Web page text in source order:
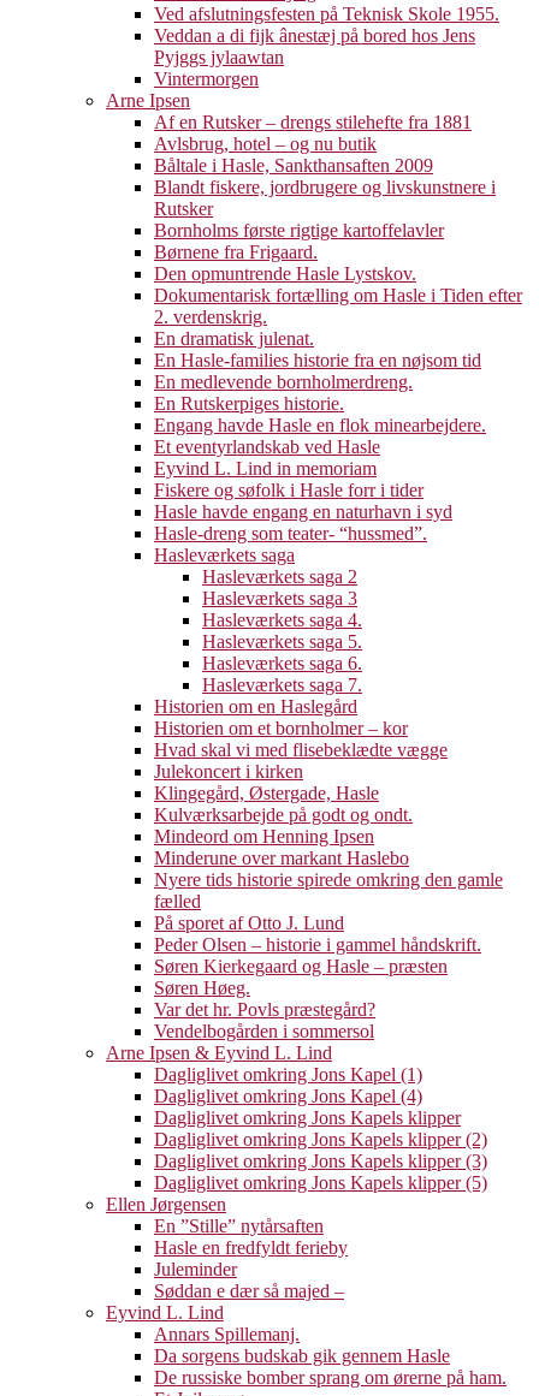
Ved afslutningsfesten på Teknisk Skole 1955.
Veddan a di fijk ânestæj på bored hos Jens
Pyjggs jylaawtan
Vintermorgen
Arne Ipsen
Af en Rutsker – drengs stilehefte fra 1881
Avlsbrug, hotel – og nu butik
Båltale i Hasle, Sankthansaften 2009
Blandt fiskere, jordbrugere og livskunstnere i
Rutsker
Bornholms første rigtige kartoffelavler
Børnene fra Frigaard.
Den opmuntrende Hasle Lystskov.
Dokumentarisk fortælling om Hasle i Tiden efter
2. verdenskrig.
En dramatisk julenat.
En Hasle-families historie fra en nøjsom tid
En medlevende bornholmerdreng.
En Rutskerpiges historie.
Engang havde Hasle en flok minearbejdere.
Et eventyrlandskab ved Hasle
Eyvind L. Lind in memoriam
Fiskere og søfolk i Hasle forr i tider
Hasle havde engang en naturhavn i syd
Hasle-dreng som teater- “hussmed”.
Hasleværkets saga
Hasleværkets saga 2
Hasleværkets saga 3
Hasleværkets saga 4.
Hasleværkets saga 5.
Hasleværkets saga 6.
Hasleværkets saga 7.
Historien om en Haslegård
Historien om et bornholmer – kor
Hvad skal vi med flisebeklædte vægge
Julekoncert i kirken
Klingegård, Østergade, Hasle
Kulværksarbejde på godt og ondt.
Mindeord om Henning Ipsen
Minderune over markant Haslebo
Nyere tids historie spirede omkring den gamle
fælled
På sporet af Otto J. Lund
Peder Olsen – historie i gammel håndskrift.
Søren Kierkegaard og Hasle – præsten
Søren Høeg.
Var det hr. Povls præstegård?
Vendelbogården i sommersol
Arne Ipsen & Eyvind L. Lind
Dagliglivet omkring Jons Kapel (1)
Dagliglivet omkring Jons Kapel (4)
Dagliglivet omkring Jons Kapels klipper
Dagliglivet omkring Jons Kapels klipper (2)
Dagliglivet omkring Jons Kapels klipper (3)
Dagliglivet omkring Jons Kapels klipper (5)
Ellen Jørgensen
En ”Stille” nytårsaften
Hasle en fredfyldt ferieby
Juleminder
Søddan e dær så majed –
Eyvind L. Lind
Annars Spillemanj.
Da sorgens budskab gik gennem Hasle
De russiske bomber sprang om ørerne på ham.